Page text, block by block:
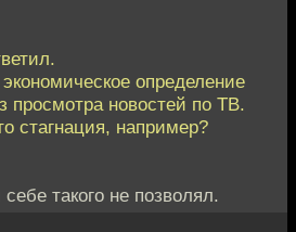
определение
просмотра новостей по ТВ.
стагнация, например?
такого не позволял.